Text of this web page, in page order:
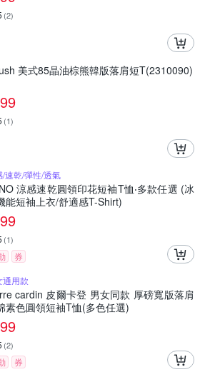
(2)
美式85晶油棕熊韓版落肩短T(2310090)
(1)
/速乾/彈性/透氣
涼感速乾圓領印花短袖T恤‧多款任選 (冰
能短袖上衣/舒適感T-Shirt)
(1)
券
通用款
cardin 皮爾卡登 男女同款 厚磅寬版落肩
素色圓領短袖T恤(多色任選)
(2)
券